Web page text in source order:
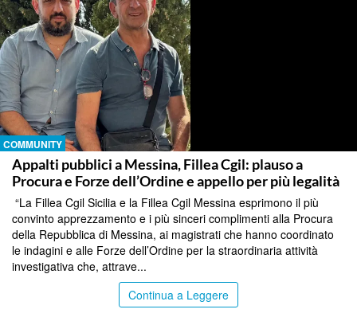
COMMUNITY
Appalti pubblici a Messina, Fillea Cgil: plauso a
Procura e Forze dell’Ordine e appello per più legalità
“La Fillea Cgil Sicilia e la Fillea Cgil Messina esprimono il più
convinto apprezzamento e i più sinceri complimenti alla Procura
della Repubblica di Messina, ai magistrati che hanno coordinato
le indagini e alle Forze dell’Ordine per la straordinaria attività
investigativa che, attrave...
Continua a Leggere